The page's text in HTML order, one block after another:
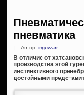
пневматика
Автор: ingewarr
В отличие от
производства этой
инстинктивного
достойными